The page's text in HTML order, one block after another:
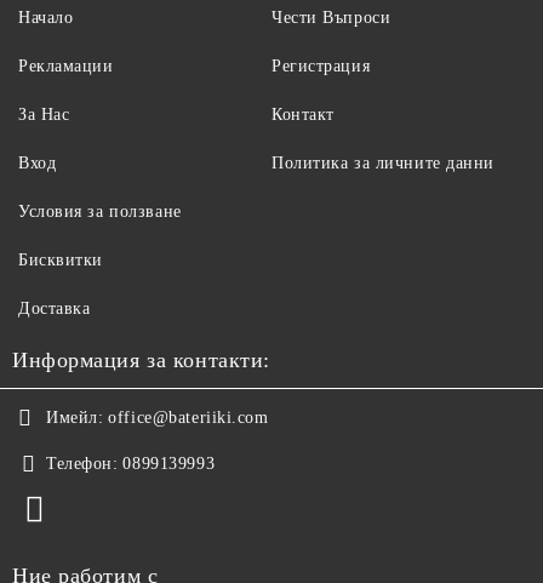
Начало
Рекламации
За Нас
Вход
Чести Въпроси
Регистрация
Контакт
Политика за личните данни
Условия за ползване
Бисквитки
Доставка
Информация за контакти:
Имейл: office@bateriiki.com
Телефон: 0899139993
Ние работим с